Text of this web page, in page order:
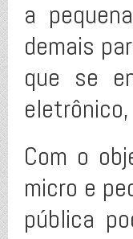
a
demais
que se
Com o
micro e
pública